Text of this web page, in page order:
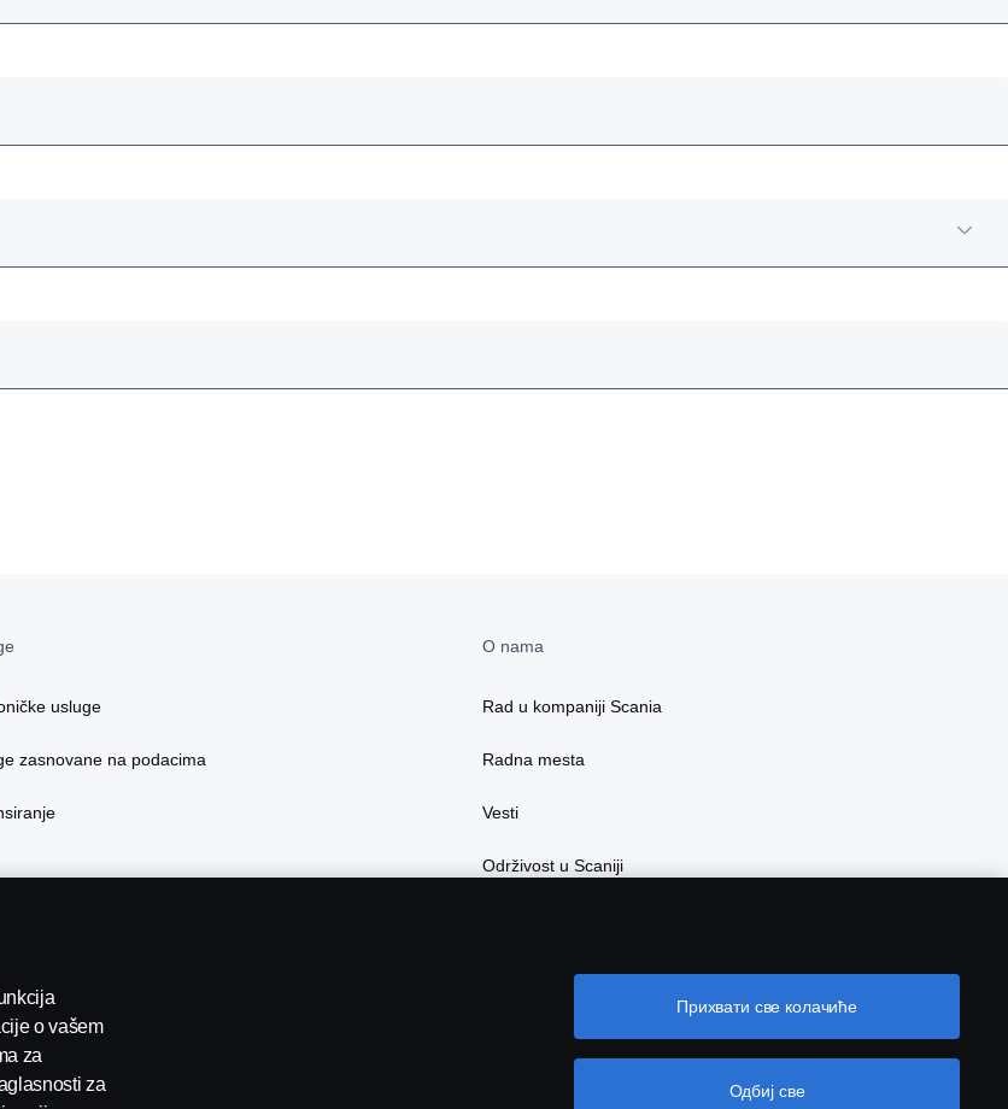
usluge
zasnovane na podacima
O nama
Rad u kompaniji Scania
Radna mesta
Vesti
Održivost u Scaniji
o vašem
za
za
Одбиј све
Прихвати све колачиће